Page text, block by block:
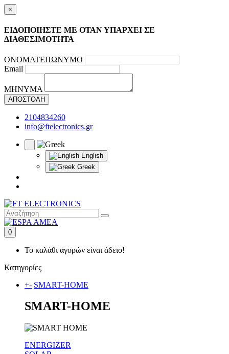
×
ΕΙΔΟΠΟΙΗΣΤΕ ΜΕ ΟΤΑΝ ΥΠΑΡΧΕΙ ΣΕ
ΔΙΑΘΕΣΙΜΟΤΗΤΑ
ΟΝΟΜΑΤΕΠΩΝΥΜΟ
Email
ΜΗΝΥΜΑ
ΑΠΟΣΤΟΛΗ
2104834260
info@ftelectronics.gr
English
Greek
0
Το καλάθι αγορών είναι άδειο!
Κατηγορίες
+- SMART-HOME
SMART-HOME
ENERGIZER